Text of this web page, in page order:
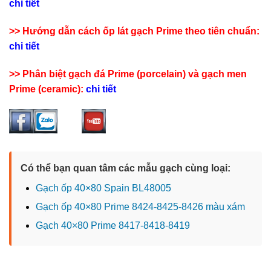
chi tiết
>> Hướng dẫn cách ốp lát gạch Prime theo tiên chuẩn:
chi tiết
>> Phân biệt gạch đá Prime (porcelain) và gạch men
Prime (ceramic): chi tiết
Có thể bạn quan tâm các mẫu gạch cùng loại:
Gạch ốp 40×80 Spain BL48005
Gạch ốp 40×80 Prime 8424-8425-8426 màu xám
Gạch 40×80 Prime 8417-8418-8419